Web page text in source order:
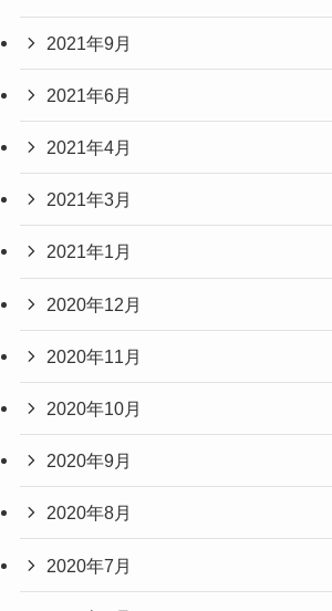
2021年9月
2021年6月
2021年4月
2021年3月
2021年1月
2020年12月
2020年11月
2020年10月
2020年9月
2020年8月
2020年7月